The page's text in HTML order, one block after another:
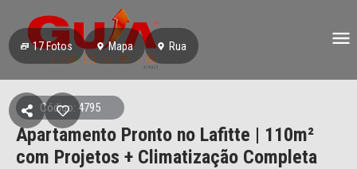
17Fotos Mapa Rua
Código: 4795
Apartamento Pronto no Lafitte | 110m²
com Projetos + Climatização Completa